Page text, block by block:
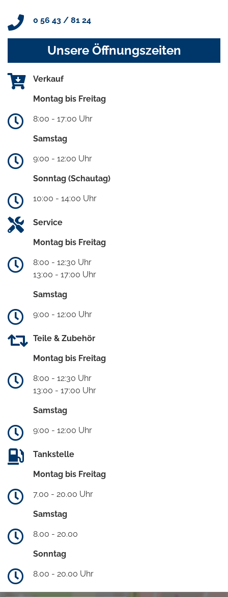
0 56 43 / 81 24
Unsere Öffnungszeiten
Verkauf
Montag bis Freitag
8:00 - 17:00 Uhr
Samstag
9:00 - 12:00 Uhr
Sonntag (Schautag)
10:00 - 14:00 Uhr
Service
Montag bis Freitag
8:00 - 12:30 Uhr
13:00 - 17:00 Uhr
Samstag
9:00 - 12:00 Uhr
Teile & Zubehör
Montag bis Freitag
8:00 - 12:30 Uhr
13:00 - 17:00 Uhr
Samstag
9:00 - 12:00 Uhr
Tankstelle
Montag bis Freitag
7.00 - 20.00 Uhr
Samstag
8.00 - 20.00
Sonntag
8.00 - 20.00 Uhr